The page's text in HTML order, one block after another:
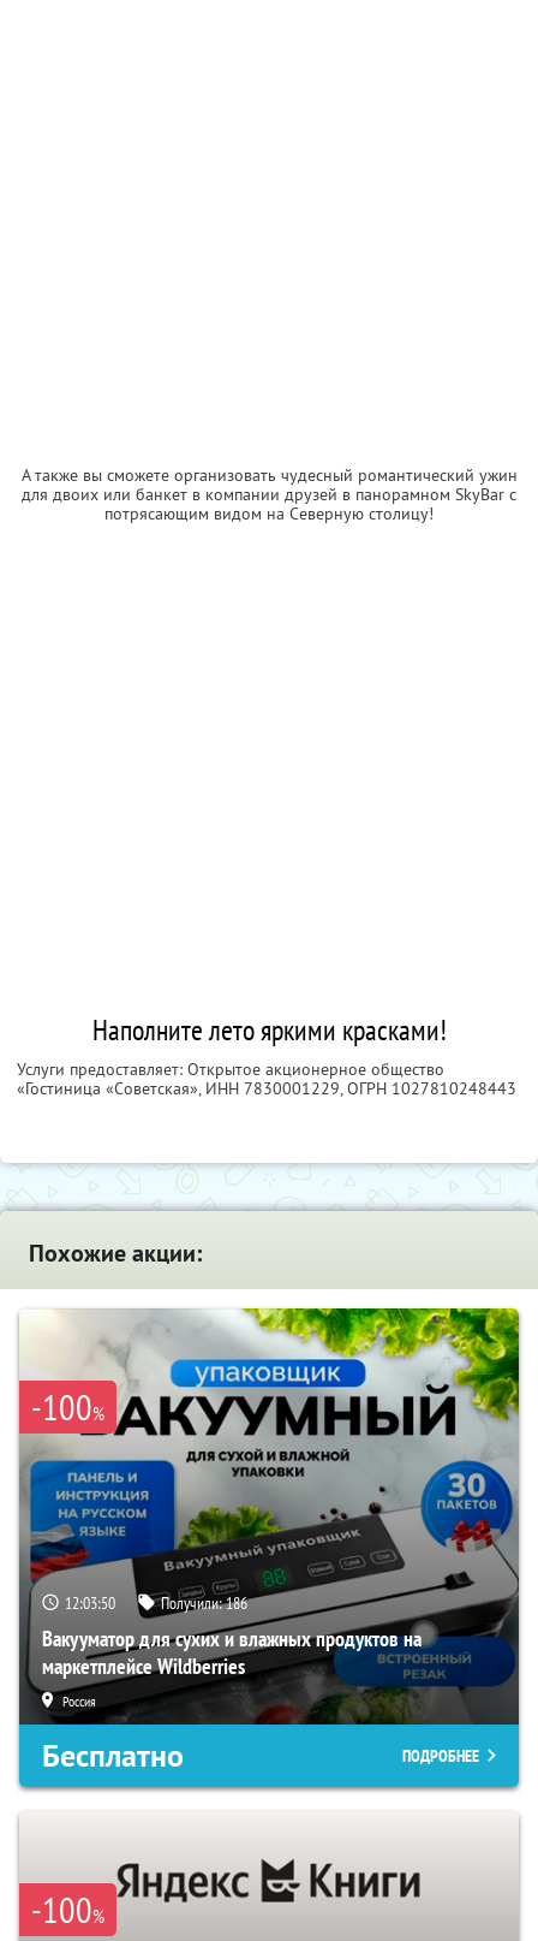
А также вы сможете организовать чудесный романтический ужин
для двоих или банкет в компании друзей в панорамном SkyBаr с
потрясающим видом на Северную столицу!
Наполните лето яркими красками!
Услуги предоставляет: Открытое акционерное общество
«Гостиница «Советская», ИНН 7830001229, ОГРН 1027810248443
Похожие акции:
-100%
12:03:49 Получили:186
Вакууматор для сухих и влажных продуктов на
маркетплейсе Wildberries
Россия
Бесплатно ПОДРОБНЕЕ
-100%